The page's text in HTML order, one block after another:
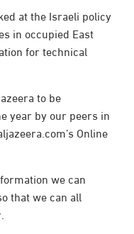
at the Israeli policy
in occupied East
for technical
to be
year by our peers in
Online
we can
that we can all